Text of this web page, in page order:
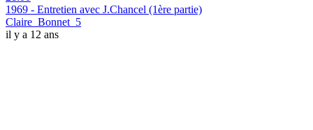
1969 - Entretien avec J.Chancel (1ère partie)
Claire_Bonnet_5
il y a 12 ans